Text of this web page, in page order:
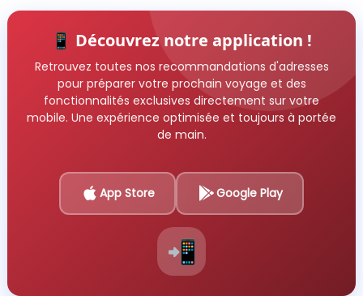
📱 Découvrez notre application !
Retrouvez toutes nos recommandations d'adresses
pour préparer votre prochain voyage et des
fonctionnalités exclusives directement sur votre
mobile. Une expérience optimisée et toujours à portée
de main.
App Store Google Play
📲